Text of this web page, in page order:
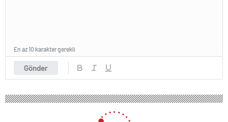
Gönder
En az 10 karakter gerekli